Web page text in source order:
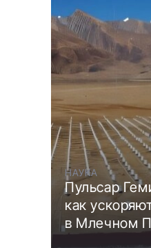
НАУКА
Пульсар
как
в Млечном